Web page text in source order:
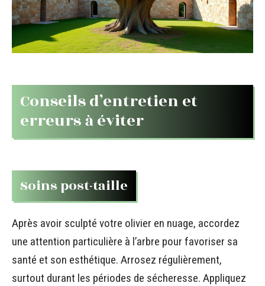
Conseils d’entretien et
erreurs à éviter
Soins post-taille
Après avoir sculpté votre olivier en nuage, accordez
une attention particulière à l’arbre pour favoriser sa
santé et son esthétique. Arrosez régulièrement,
surtout durant les périodes de sécheresse. Appliquez